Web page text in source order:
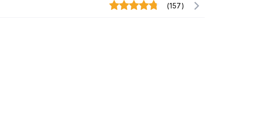
(157)